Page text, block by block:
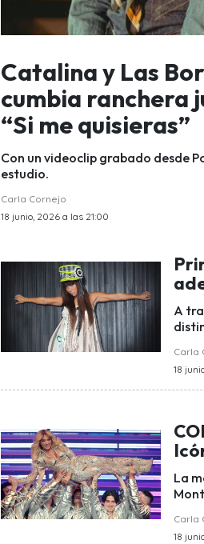
Catalina y Las
cumbia ranchera
“Si me quisieras”
Con un videoclip grabado desde
estudio.
Carla Cornejo
18 junio, 2026 a las 21:00
A
Carla
18
La
Carla
18